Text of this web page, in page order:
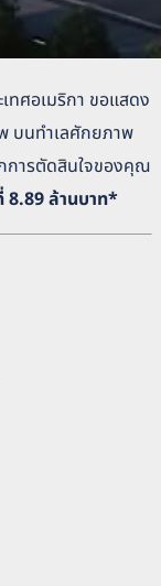
ทศอเมริกา ขอแสดง
บนทำเลศักยภาพ
การตัดสินใจของคุณ
8.89 ล้านบาท*